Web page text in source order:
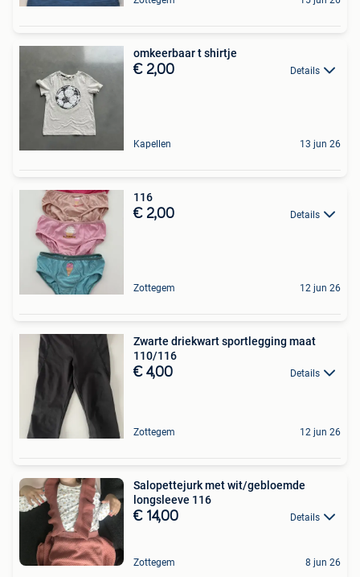
omkeerbaar t shirtje
€ 2,00 Details
Kapellen 13 jun 26
116
€ 2,00 Details
Zottegem 12 jun 26
Zwarte driekwart sportlegging maat
110/116
€ 4,00 Details
Zottegem 12 jun 26
Salopettejurk met wit/gebloemde
longsleeve 116
€ 14,00 Details
Zottegem 8 jun 26